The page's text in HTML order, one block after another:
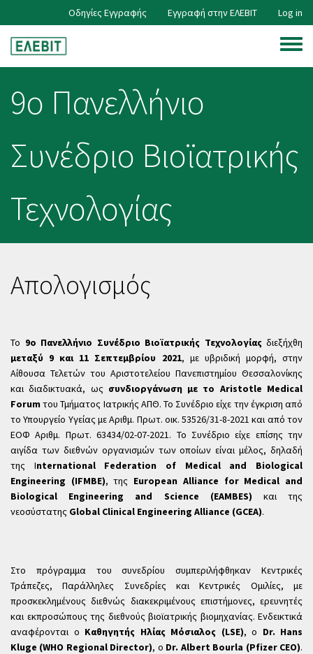
to
main
content
User
account
menu
Οδηγίες Εγγραφής Εγγραφή στην ΕΛΕΒΙΤ Log in
Toggle
menu
9ο Πανελλήνιο
Συνέδριο Βιοϊατρικής
Τεχνολογίας
Απολογισμός
Το 9ο Πανελλήνιο Συνέδριο Βιοϊατρικής Τεχνολογίαςδιεξήχθη
μεταξύ 9 και 11 Σεπτεμβρίου 2021, με υβριδική μορφή, στην
Αίθουσα Τελετών του Αριστοτελείου Πανεπιστημίου Θεσσαλονίκης
και διαδικτυακά, ως συνδιοργάνωση με το Aristotle Medical
Forumτου Τμήματος Ιατρικής ΑΠΘ. Το Συνέδριο είχε την έγκριση από
το Υπουργείο Υγείας με Αριθμ. Πρωτ. οικ. 53526/31-8-2021 και από τον
ΕΟΦ Αριθμ. Πρωτ. 63434/02-07-2021. Το Συνέδριο είχε επίσης την
αιγίδα των διεθνών οργανισμών των οποίων είναι μέλος, δηλαδή
της International Federation of Medical and Biological
Engineering (IFMBE), της European Alliance for Medical and
Biological Engineering and Science (EAMBES) και της
νεοσύστατης Global Clinical Engineering Alliance (GCEA).
Στο πρόγραμμα του συνεδρίου συμπεριλήφθηκαν Κεντρικές
Τράπεζες, Παράλληλες Συνεδρίες και Κεντρικές Ομιλίες, με
προσκεκλημένους διεθνώς διακεκριμένους επιστήμονες, ερευνητές
και εκπροσώπους της διεθνούς βιοϊατρικής βιομηχανίας. Ενδεικτικά
αναφέρονται ο Καθηγητής Ηλίας Μόσιαλος (LSE), ο Dr. Hans
Kluge (WHO Regional Director), ο Dr. Albert Bourla (Pfizer CEO).